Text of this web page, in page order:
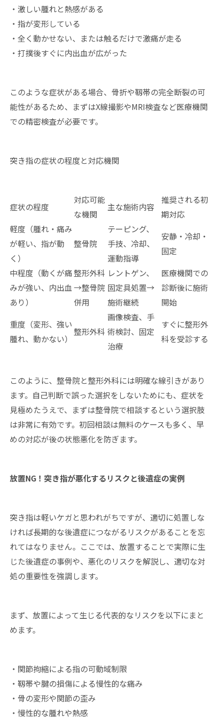
・激しい腫れと熱感がある
・指が変形している
・全く動かせない、または触るだけで激痛が走る
・打撲後すぐに内出血が広がった
このような症状がある場合、骨折や靱帯の完全断裂の可
能性があるため、まずはX線撮影やMRI検査など医療機関
での精密検査が必要です。
突き指の症状の程度と対応機関
症状の程度
対応可能
な機関
主な施術内容
推奨される初
期対応
軽度（腫れ・痛み
が軽い、指が動
く）
整骨院
テーピング、
手技、冷却、
運動指導
安静・冷却・
固定
中程度（動くが痛
みが強い、内出血
あり）
整形外科
→整骨院
併用
レントゲン、
固定具処置→
施術継続
医療機関での
診断後に施術
開始
重度（変形、強い
腫れ、動かない）
整形外科
画像検査、手
術検討、固定
治療
すぐに整形外
科を受診する
このように、整骨院と整形外科には明確な線引きがあり
ます。自己判断で誤った選択をしないためにも、症状を
見極めたうえで、まずは整骨院で相談するという選択肢
は非常に有効です。初回相談は無料のケースも多く、早
めの対応が後の状態悪化を防ぎます。
放置NG！突き指が悪化するリスクと後遺症の実例
突き指は軽いケガと思われがちですが、適切に処置しな
ければ長期的な後遺症につながるリスクがあることを忘
れてはなりません。ここでは、放置することで実際に生
じた後遺症の事例や、悪化のリスクを解説し、適切な対
処の重要性を強調します。
まず、放置によって生じる代表的なリスクを以下にまと
めます。
・関節拘縮による指の可動域制限
・靱帯や腱の損傷による慢性的な痛み
・骨の変形や関節の歪み
・慢性的な腫れや熱感